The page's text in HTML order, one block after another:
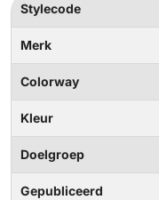
Stylecode
Merk
Colorway
Kleur
Doelgroep
Gepubliceerd